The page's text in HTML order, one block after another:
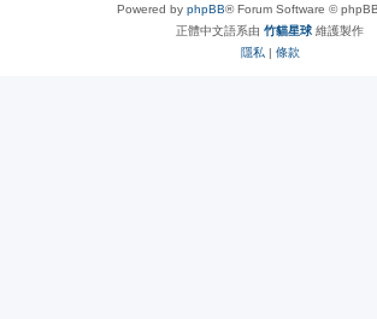
Powered by phpBB® Forum Software ©
正體中文語系由 竹貓星球 維護製作
隱私 | 條款